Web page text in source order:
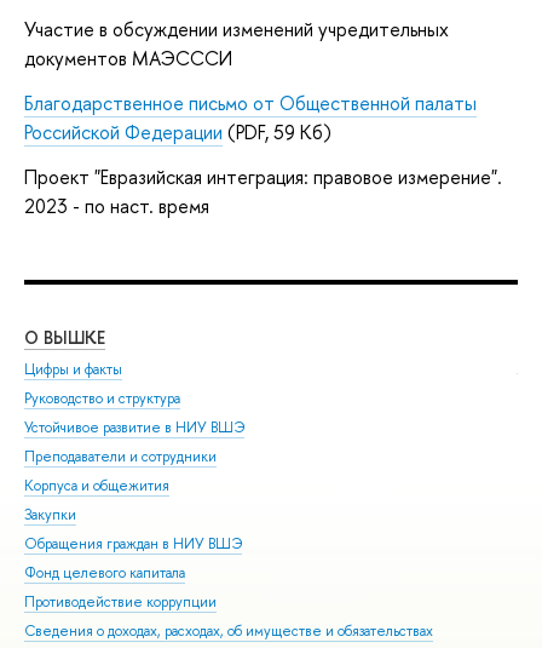
Участие в обсуждении изменений учредительных
документов МАЭСССИ
Благодарственное письмо от Общественной палаты
Российской Федерации (PDF, 59 Кб)
Проект "Евразийская интеграция: правовое измерение".
2023 - по наст. время
О ВЫШКЕ
Цифры и факты
Руководство и структура
Устойчивое развитие в НИУ ВШЭ
Преподаватели и сотрудники
Корпуса и общежития
Закупки
Обращения граждан в НИУ ВШЭ
Фонд целевого капитала
Противодействие коррупции
Сведения о доходах, расходах, об имуществе и обязательствах